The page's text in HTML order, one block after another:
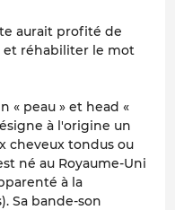
aurait profité de
et réhabiliter le mot
« peau » et head «
à l'origine un
cheveux tondus ou
né au Royaume-Uni
à la
Sa bande-son